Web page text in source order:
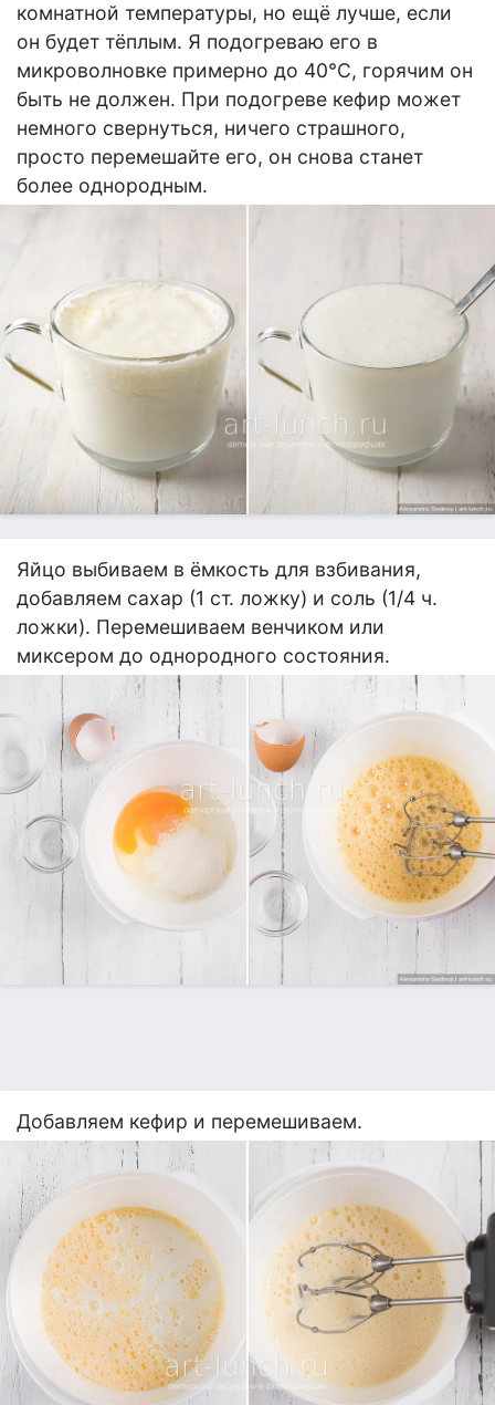
комнатной температуры, но ещё лучше, если
он будет тёплым. Я подогреваю его в
микроволновке примерно до 40°С, горячим он
быть не должен. При подогреве кефир может
немного свернуться, ничего страшного,
просто перемешайте его, он снова станет
более однородным.
Яйцо выбиваем в ёмкость для взбивания,
добавляем сахар (1 ст. ложку) и соль (1/4 ч.
ложки). Перемешиваем венчиком или
миксером до однородного состояния.
Добавляем кефир и перемешиваем.